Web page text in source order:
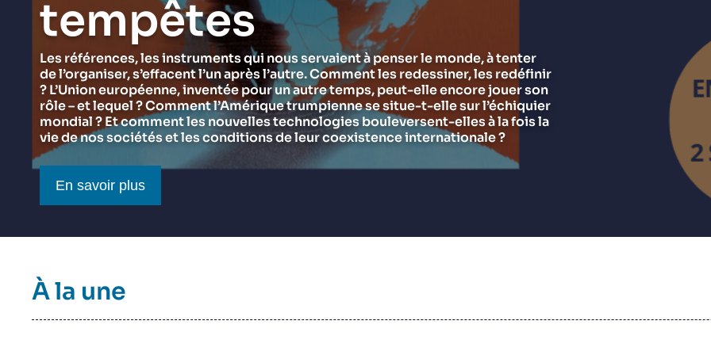
Think tank : notre définition
Partenariats et réseaux
Nous soutenir en tant que professionnel
Chercheurs
Ramses
Politique étrangère
Podcast
Proche-Orient
Intelligence artificielle
Guerre en Ukraine
OTAN
Asie et Indo-Pacifique
Europe
Russie - Eurasie
Afrique du Nord et Moyen-Orient
du Ramses 2027
Jeudi 17 septembre 2026 17:30
tempêtes
Les références, les instruments qui nous servaient à penser le monde, à tenter
de l’organiser, s’effacent l’un après l’autre. Comment les redessiner, les redéfinir
? L’Union européenne, inventée pour un autre temps, peut-elle encore jouer son
rôle – et lequel ? Comment l’Amérique trumpienne se situe-t-elle sur l’échiquier
mondial ? Et comment les nouvelles technologies bouleversent-elles à la fois la
vie de nos sociétés et les conditions de leur coexistence internationale ?
Bouton CTA
En savoir plus
Titre
bloc
À la une